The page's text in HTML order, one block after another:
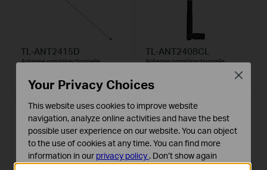
TL-ANT2415D
Antenne omnidirectionnelle
2,4 GHz
TL-ANT2408CL
Antenne omnidirectionnelle
d'intérieur 8 dBi pour réseaux 2,4
Your Privacy Choices
This website uses cookies to improve website
navigation, analyze online activities and have the best
possible user experience on our website. You can object
to the use of cookies at any time. You can find more
information in our privacy policy . Don’t show again
Close